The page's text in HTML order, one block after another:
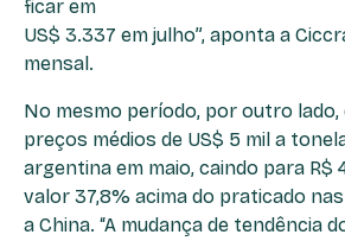
ficar em
US$ 3.337 em julho”, aponta a
mensal.
No mesmo período, por outro lado,
preços médios de US$ 5 mil a
argentina em maio, caindo para R$
valor 37,8% acima do praticado
a China. “A mudança de tendência